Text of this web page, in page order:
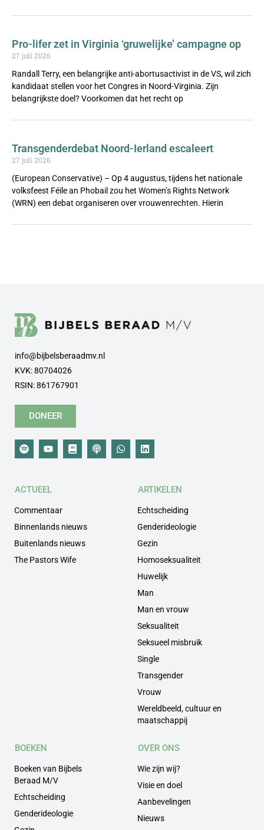
Pro-lifer zet in Virginia ‘gruwelijke’ campagne op
27 juli 2026
Randall Terry, een belangrijke anti-abortusactivist in de VS, wil zich
kandidaat stellen voor het Congres in Noord-Virginia. Zijn
belangrijkste doel? Voorkomen dat het recht op
Transgenderdebat Noord-Ierland escaleert
27 juli 2026
(European Conservative) – Op 4 augustus, tijdens het nationale
volksfeest Féile an Phobail zou het Women’s Rights Network
(WRN) een debat organiseren over vrouwenrechten. Hierin
info@bijbelsberaadmv.nl
KVK: 80704026
RSIN: 861767901
DONEER
ACTUEEL
Commentaar
Binnenlands nieuws
Buitenlands nieuws
The Pastors Wife
ARTIKELEN
Echtscheiding
Genderideologie
Gezin
Homoseksualiteit
Huwelijk
Man
Man en vrouw
Seksualiteit
Seksueel misbruik
Single
Transgender
Vrouw
Wereldbeeld, cultuur en
maatschappij
BOEKEN
Boeken van Bijbels
Beraad M/V
Echtscheiding
Genderideologie
OVER ONS
Wie zijn wij?
Visie en doel
Aanbevelingen
Nieuws